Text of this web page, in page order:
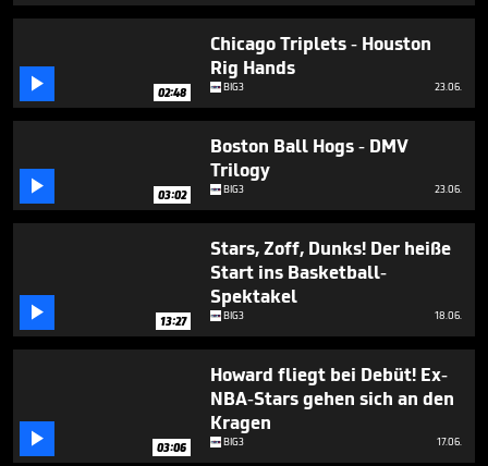
2
seconds
 02:48
Chicago Triplets - Houston
Rig Hands
BIG3 23.06.
 03:02
Boston Ball Hogs - DMV
Trilogy
BIG3 23.06.
 13:27
Stars, Zoff, Dunks! Der heiße
Start ins Basketball-
Spektakel
BIG3 18.06.
 03:06
Howard fliegt bei Debüt! Ex-
NBA-Stars gehen sich an den
Kragen
BIG3 17.06.